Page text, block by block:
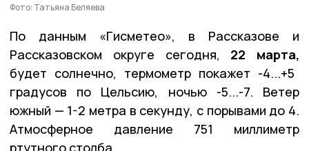
Фото: Татьяна Беляева
По данным «Гисметео», в Рассказове и
Рассказовском округе сегодня, 22 марта,
будет солнечно, термометр покажет -4...+5
градусов по Цельсию, ночью -5...-7. Ветер
южный — 1-2 метра в секунду, с порывами до 4.
Атмосферное давление 751 миллиметр
ртутного столба.